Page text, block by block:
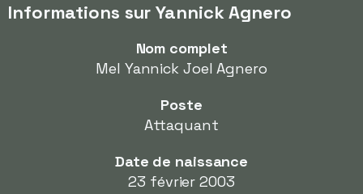
Informations sur Yannick Agnero
Nom complet
Mel Yannick Joel Agnero
Poste
Attaquant
Date de naissance
23 février 2003